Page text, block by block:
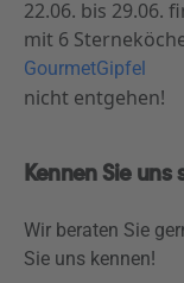
22.06. bis 29.06.
mit 6
GourmetGipfel
nicht entgehen!
Kennen Sie uns
Wir beraten Sie
Sie uns kennen!